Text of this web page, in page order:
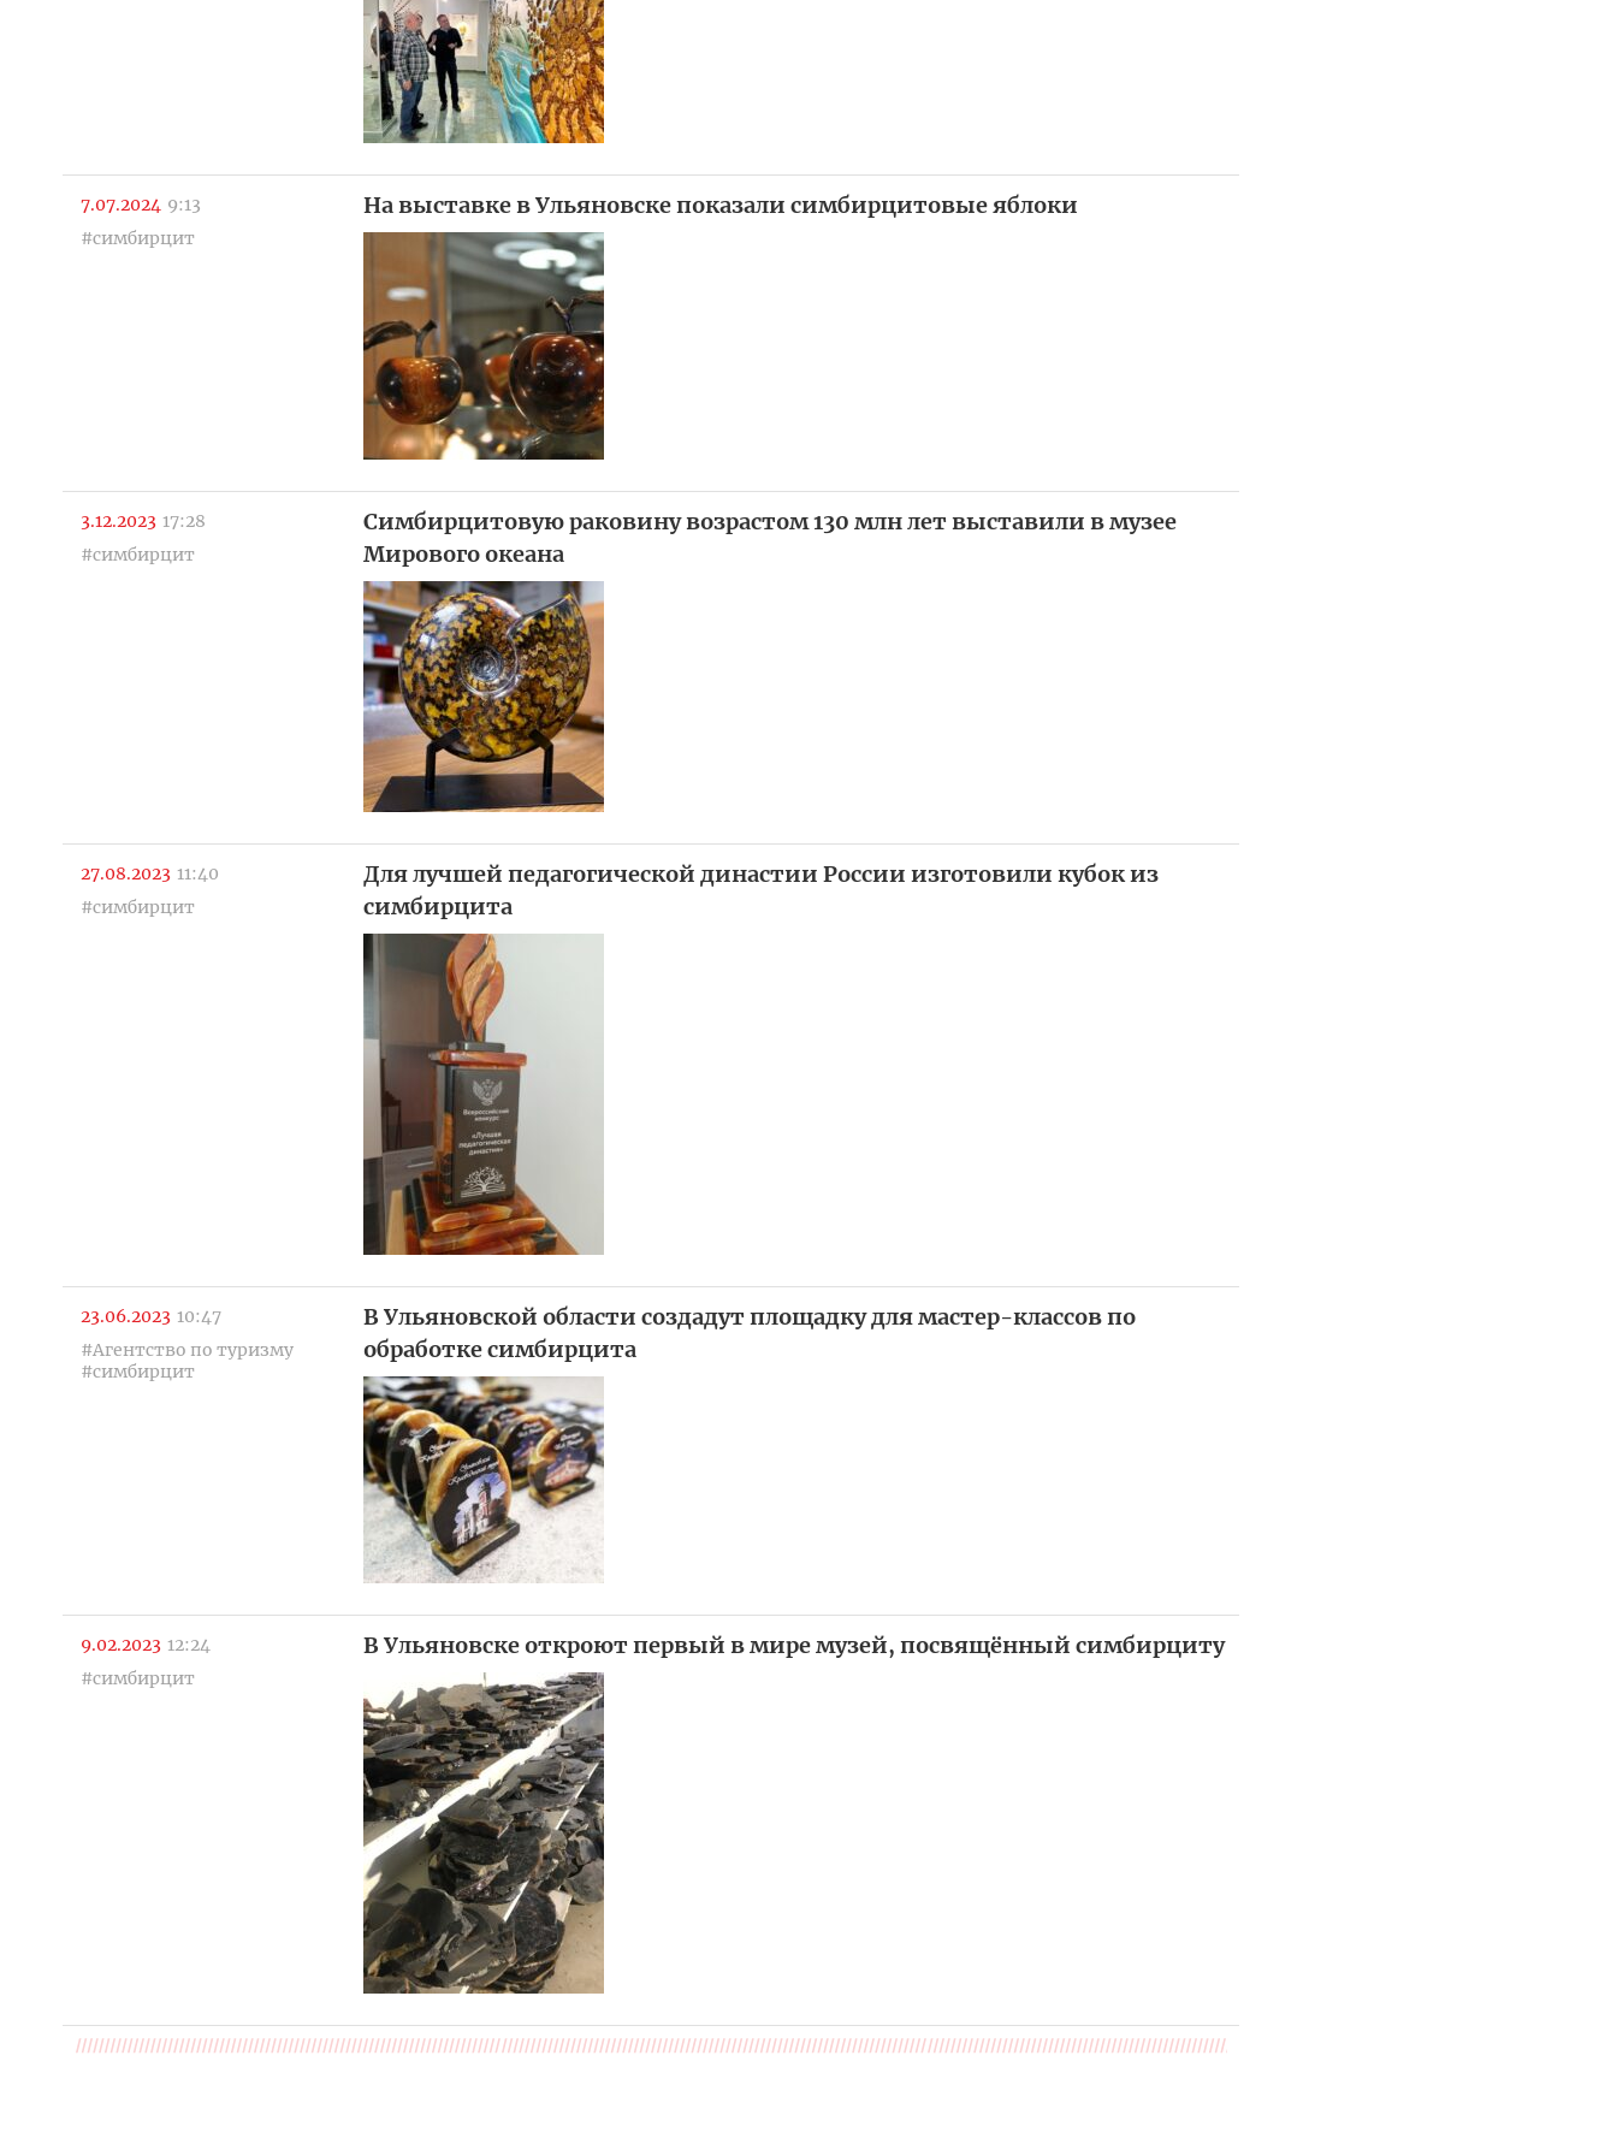
7.07.2024 9:13
#симбирцит
На выставке в Ульяновске показали симбирцитовые яблоки
3.12.2023 17:28
#симбирцит
Симбирцитовую раковину возрастом 130 млн лет выставили в музее
Мирового океана
27.08.2023 11:40
#симбирцит
Для лучшей педагогической династии России изготовили кубок из
симбирцита
23.06.2023 10:47
#Агентство по туризму
#симбирцит
В Ульяновской области создадут площадку для мастер-классов по
обработке симбирцита
9.02.2023 12:24
#симбирцит
В Ульяновске откроют первый в мире музей, посвящённый симбирциту